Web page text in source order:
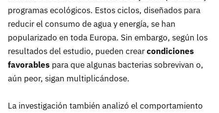
programas ecológicos. Estos ciclos, diseñados para
reducir el consumo de agua y energía, se han
popularizado en toda Europa. Sin embargo, según los
resultados del estudio, pueden crearcondiciones
favorables para que algunas bacterias sobrevivan o,
aún peor, sigan multiplicándose.
La investigación también analizó el comportamiento